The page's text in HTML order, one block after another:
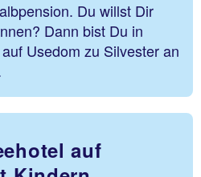
Du willst Dir
Dann bist Du in
Usedom zu Silvester an
auf